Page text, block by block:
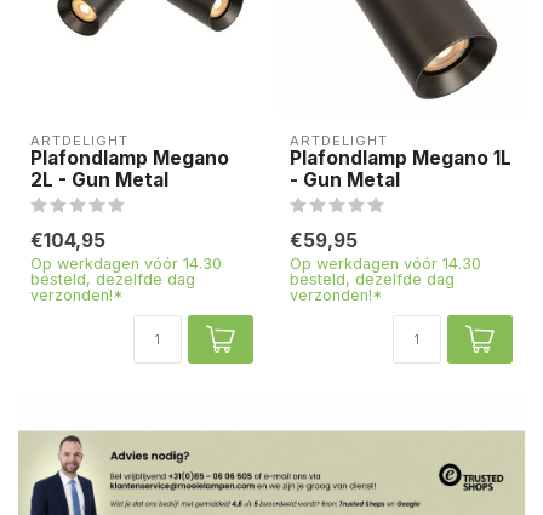
ARTDELIGHT
Plafondlamp Megano
2L - Gun Metal
€104,95
Op werkdagen vóór 14.30
besteld, dezelfde dag
verzonden!*
ARTDELIGHT
Plafondlamp Megano 1L
- Gun Metal
€59,95
Op werkdagen vóór 14.30
besteld, dezelfde dag
verzonden!*